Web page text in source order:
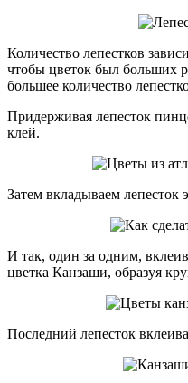
Количество лепестков
чтобы цветок был больших
большее количество
Придерживая лепесток
клей.
Затем вкладываем лепесток
И так, один за одним,
цветка Канзаши, образуя
Последний лепесток